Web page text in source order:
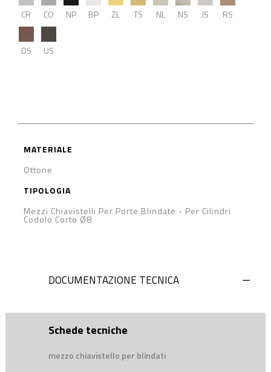
CR CO NP BP ZL TS NL NS IS RS
DS US
MATERIALE
Ottone
TIPOLOGIA
Mezzi Chiavistelli Per Porte Blindate - Per Cilindri
Codolo Corto Ø8
DOCUMENTAZIONE TECNICA
Schede tecniche
mezzo chiavistello per blindati